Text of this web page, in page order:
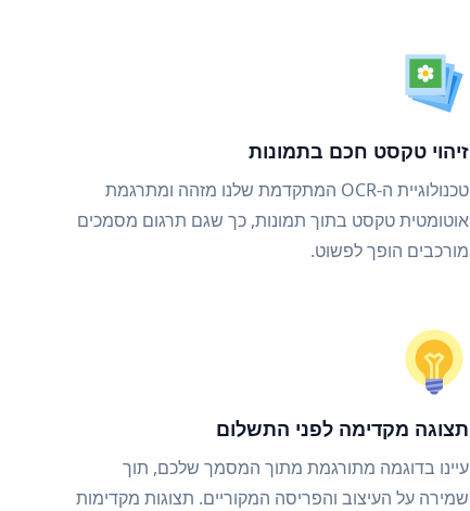
זיהוי טקסט חכם בתמונות
טכנולוגיית ה-OCR המתקדמת שלנו מזהה ומתרגמת
אוטומטית טקסט בתוך תמונות, כך שגם תרגום מסמכים
מורכבים הופך לפשוט.
תצוגה מקדימה לפני התשלום
עיינו בדוגמה מתורגמת מתוך המסמך שלכם, תוך
שמירה על העיצוב והפריסה המקוריים. תצוגות מקדימות